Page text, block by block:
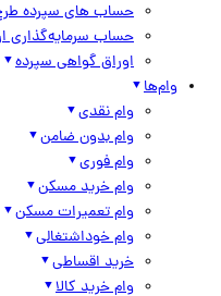
حساب های سپرده طرح‌دار
حساب سرمایه‌گذاری ارزی
اوراق گواهی سپرده
وام‌ها
وام نقدی
وام بدون ضامن
وام فوری
وام خرید مسکن
وام تعمیرات مسکن
وام خوداشتغالی
خرید اقساطی
وام خرید کالا